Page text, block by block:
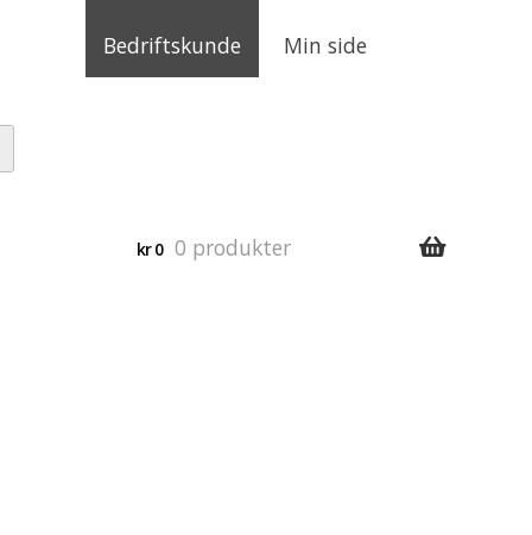
Bedriftskunde Min side
kr0 0 produkter